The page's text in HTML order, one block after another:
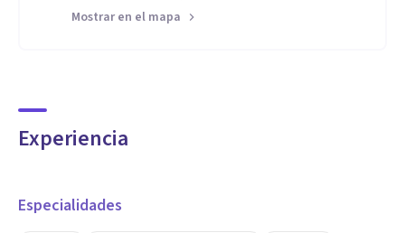
Mostrar en el mapa
Experiencia
Especialidades